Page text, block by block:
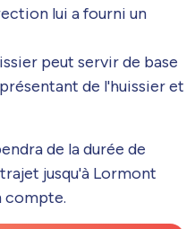
lui a fourni un
peut servir de base
de l'huissier et
de la durée de
jusqu'à Lormont
compte.